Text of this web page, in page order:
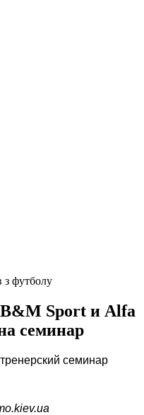
з футболу
Sport и Alfa
семинар
семинар